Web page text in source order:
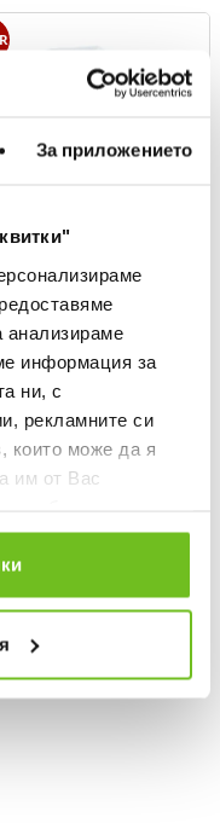
За приложението
информация за
ни, с
рекламните си
които може да я
им от Вас
им.
ГУНДИ РЕТРО
цена:
€ /82,30 лв.
цена:
Редовна цена